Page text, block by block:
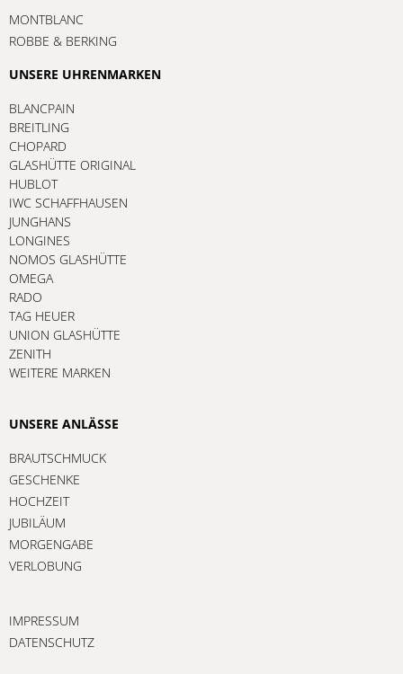
MONTBLANC
ROBBE & BERKING
UNSERE UHRENMARKEN
BLANCPAIN
BREITLING
CHOPARD
GLASHÜTTE ORIGINAL
HUBLOT
IWC SCHAFFHAUSEN
JUNGHANS
LONGINES
NOMOS GLASHÜTTE
OMEGA
RADO
TAG HEUER
UNION GLASHÜTTE
ZENITH
WEITERE MARKEN
UNSERE ANLÄSSE
BRAUTSCHMUCK
GESCHENKE
HOCHZEIT
JUBILÄUM
MORGENGABE
VERLOBUNG
IMPRESSUM
DATENSCHUTZ